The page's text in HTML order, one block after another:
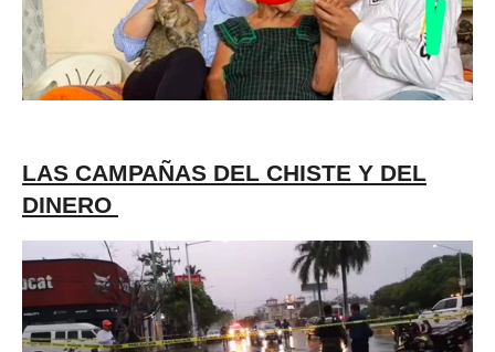
LAS CAMPAÑAS DEL CHISTE Y DEL
DINERO